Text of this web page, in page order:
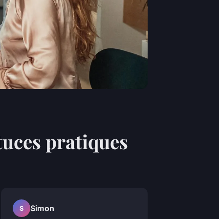
pratiques
S Simon